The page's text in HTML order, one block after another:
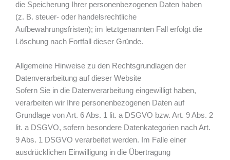
die Speicherung Ihrer personenbezogenen Daten haben
(z. B. steuer- oder handelsrechtliche
Aufbewahrungsfristen); im letztgenannten Fall erfolgt die
Löschung nach Fortfall dieser Gründe.
Allgemeine Hinweise zu den Rechtsgrundlagen der
Datenverarbeitung auf dieser Website
Sofern Sie in die Datenverarbeitung eingewilligt haben,
verarbeiten wir Ihre personenbezogenen Daten auf
Grundlage von Art. 6 Abs. 1 lit. a DSGVO bzw. Art. 9 Abs. 2
lit. a DSGVO, sofern besondere Datenkategorien nach Art.
9 Abs. 1 DSGVO verarbeitet werden. Im Falle einer
ausdrücklichen Einwilligung in die Übertragung